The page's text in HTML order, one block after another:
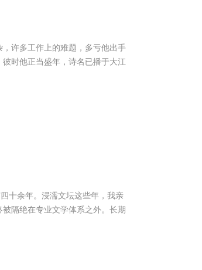
许多工作上的难题，多亏他出手
时他正当盛年，诗名已播于大江
十余年。浸濡文坛这些年，我亲
隔绝在专业文学体系之外。长期